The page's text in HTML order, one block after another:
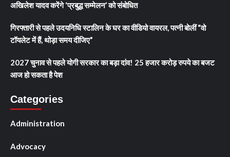
अखिलेश यादव करेंगे ‘प्रबुद्ध सम्मेलन’ को संबोधित
गिरफ्तारी से पहले उदयनिधि स्टालिन के घर का वीडियो वायरल, पत्नी बोलीं “वो
टॉयलेट में हैं, थोड़ा समय दीजिए”
2027 चुनाव से पहले योगी सरकार का बड़ा दांव! 25 हजार करोड़ रुपये का बजट
आज हो सकता है पेश
Categories
Administration
Advocacy